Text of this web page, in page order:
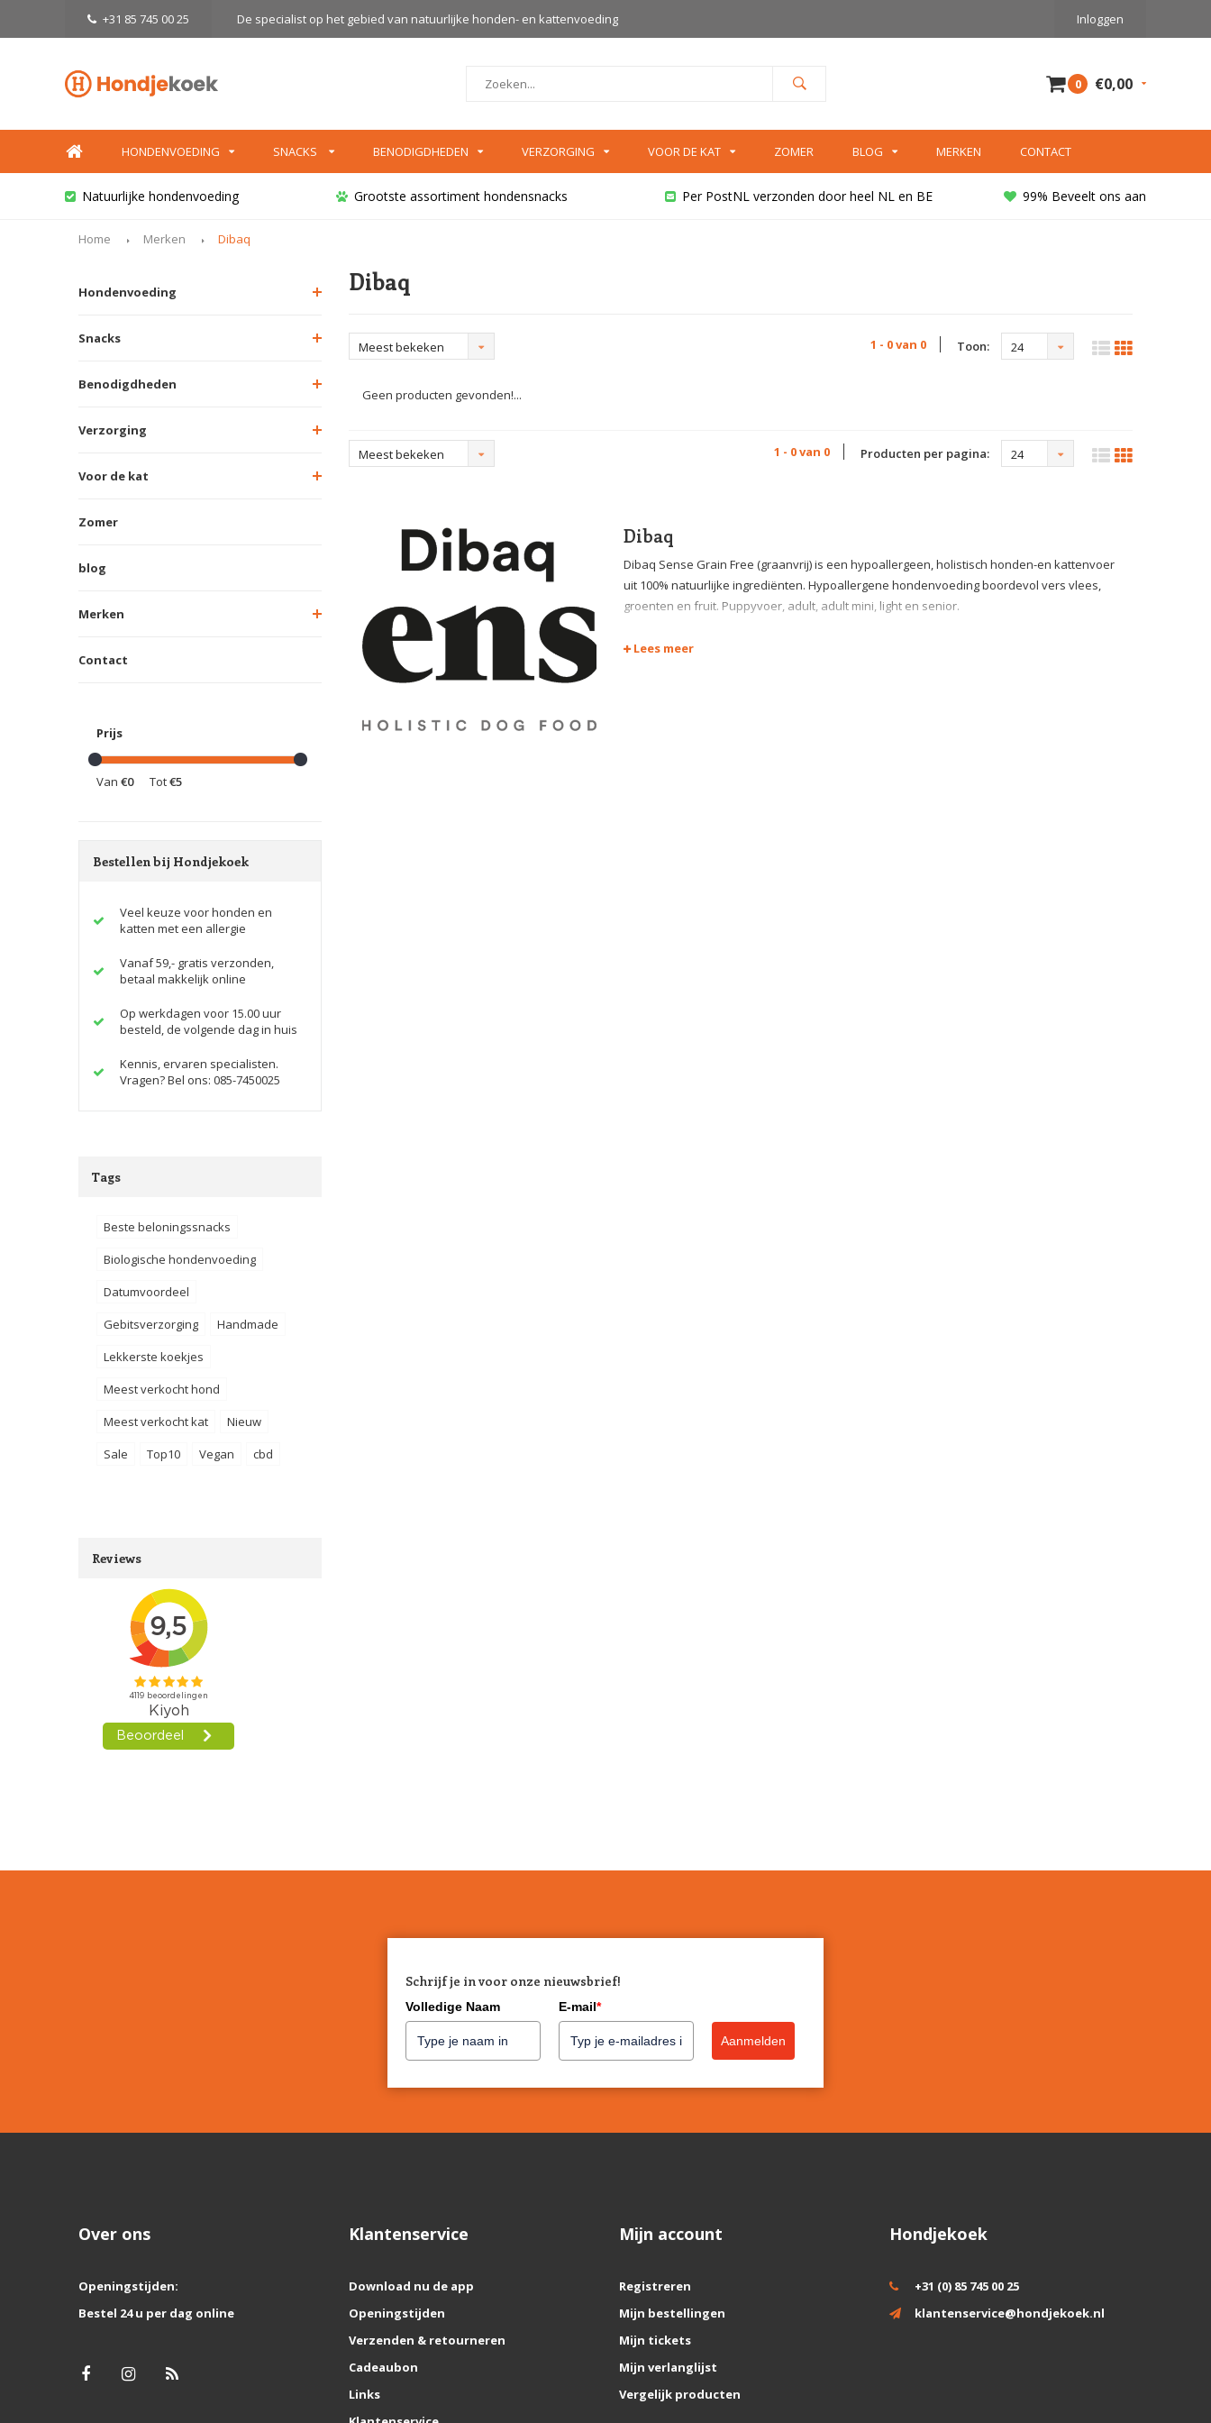
+31 85 745 00 25 De specialist op het gebied van natuurlijke honden- en kattenvoeding Inloggen
0 €0,00
HONDENVOEDING SNACKS BENODIGDHEDEN VERZORGING VOOR DE KAT ZOMER BLOG MERKEN CONTACT
Natuurlijke hondenvoeding Grootste assortiment hondensnacks Per PostNL verzonden door heel NL en BE 99% Beveelt ons aan
Home Merken Dibaq
Hondenvoeding
Snacks
Benodigdheden
Verzorging
Voor de kat
Zomer
blog
Merken
Contact
Prijs
Van €0 Tot€5
Bestellen bij Hondjekoek
Veel keuze voor honden en
katten met een allergie
Vanaf 59,- gratis verzonden,
betaal makkelijk online
Op werkdagen voor 15.00 uur
besteld, de volgende dag in huis
Kennis, ervaren specialisten.
Vragen? Bel ons: 085-7450025
Tags
Beste beloningssnacks
Biologische hondenvoeding
Datumvoordeel
Gebitsverzorging
Handmade
Lekkerste koekjes
Meest verkocht hond
Meest verkocht kat
Nieuw
Sale
Top10 Vegan cbd
Reviews
Dibaq
Meest bekeken 1 - 0 van 0 Toon: 24
Geen producten gevonden!...
Meest bekeken 1 - 0 van 0 Producten per pagina: 24
Dibaq
Dibaq Sense Grain Free (graanvrij) is een hypoallergeen, holistisch honden-en kattenvoer
uit 100% natuurlijke ingrediënten. Hypoallergene hondenvoeding boordevol vers vlees,
groenten en fruit. Puppyvoer, adult, adult mini, light en senior.
Lees meer
Schrijf je in voor onze nieuwsbrief!
Volledige Naam E-mail*
Aanmelden
Over ons
Openingstijden:
Bestel 24 u per dag online
Klantenservice
Download nu de app
Openingstijden
Verzenden & retourneren
Cadeaubon
Links
Mijn account
Registreren
Mijn bestellingen
Mijn tickets
Mijn verlanglijst
Vergelijk producten
Hondjekoek
+31 (0) 85 745 00 25
klantenservice@hondjekoek.nl